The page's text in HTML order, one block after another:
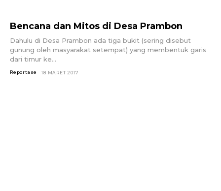
Bencana dan Mitos di Desa Prambon
Dahulu di Desa Prambon ada tiga bukit (sering disebut
gunung oleh masyarakat setempat) yang membentuk garis
dari timur ke...
Reportase 18 MARET 2017